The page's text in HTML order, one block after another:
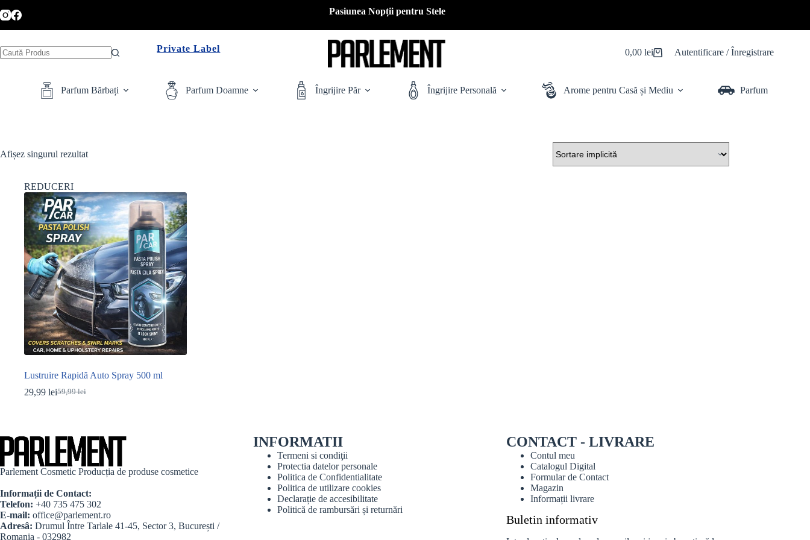
la
Pasiunea Nopții pentru Stele
Private Label
Coș
0,00 lei Autentificare / Înregistrare
Parfum Bărbați Parfum Doamne Îngrijire Păr Îngrijire Personală Arome pentru Casă și Mediu Parfum Auto
Afișez singurul rezultat
REDUCERI
Lustruire Rapidă Auto Spray 500 ml
59,99lei
Prețul
59,99 lei.
29,99 leiPrețul
Parlement Cosmetic Producția de produse cosmetice
Informații de Contact:
Telefon: +40 735 475 302
E-mail: office@parlement.ro
Adresâ: Drumul Între Tarlale 41-45, Sector 3, București /
Romania - 032982
INFORMATII
Termeni si condiţii
Protectia datelor personale
Politica de Confidentialitate
Politica de utilizare cookies
Declarație de accesibilitate
Politică de rambursări și returnări
CONTACT - LIVRARE
Contul meu
Catalogul Digital
Formular de Contact
Magazin
Informații livrare
Buletin informativ